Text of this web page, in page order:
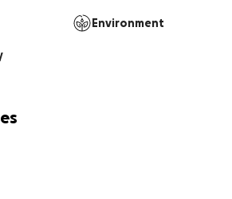
Environment